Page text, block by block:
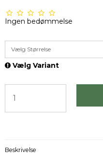
Ingen bedømmelse
Vælg Størrelse
Vælg Variant
Beskrivelse